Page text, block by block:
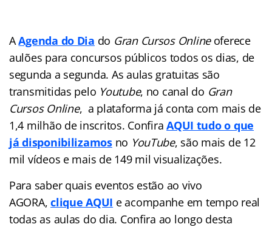
AAgenda do Dia do Gran Cursos Online oferece
aulões para concursos públicos todos os dias, de
segunda a segunda. As aulas gratuitas são
transmitidas pelo Youtube, no canal do Gran
Cursos Online, a plataforma já conta com mais de
1,4 milhão de inscritos. ConfiraAQUI tudo o que
já disponibilizamosno YouTube, são mais de 12
mil vídeos e mais de 149 mil visualizações.
Para saber quais eventos estão ao vivo
AGORA,clique AQUI e acompanhe em tempo real
todas as aulas do dia. Confira ao longo desta